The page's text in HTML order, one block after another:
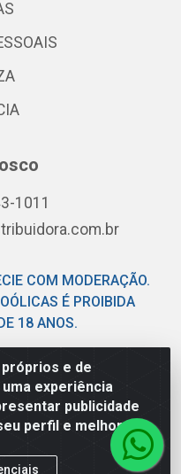
e de
experiência
publicidade
perfil e melhorar a
1011
COM MODERAÇÃO.
É PROIBIDA
18 ANOS.
Tim - Parque de
59146-480 - CNPJ
92